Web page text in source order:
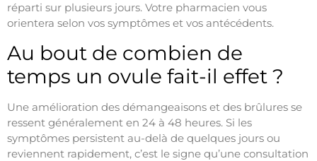
réparti sur plusieurs jours. Votre pharmacien vous
orientera selon vos symptômes et vos antécédents.
Au bout de combien de
temps un ovule fait-il effet ?
Une amélioration des démangeaisons et des brûlures se
ressent généralement en 24 à 48 heures. Si les
symptômes persistent au-delà de quelques jours ou
reviennent rapidement, c’est le signe qu’une consultation